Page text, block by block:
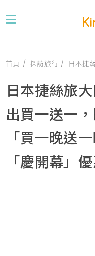
首頁 探訪旅行 日本捷絲旅大阪心
日本捷絲旅
出買一送一
「買一晚送
「慶開幕」